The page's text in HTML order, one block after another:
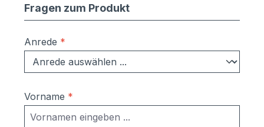
Fragen zum Produkt
Anrede *
Vorname *